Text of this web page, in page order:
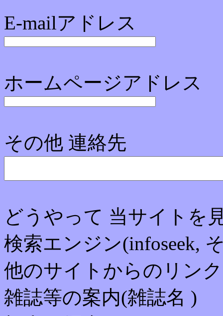
E-mailアドレス
ホームページアドレス
その他 連絡先
どうやって 当サイトを
検索エンジン(infoseek,
他のサイトからのリン
雑誌等の案内(雑誌名 )